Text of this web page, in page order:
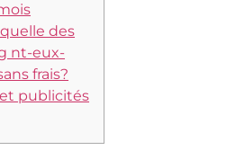
des
nt-eux-
frais?
et publicités